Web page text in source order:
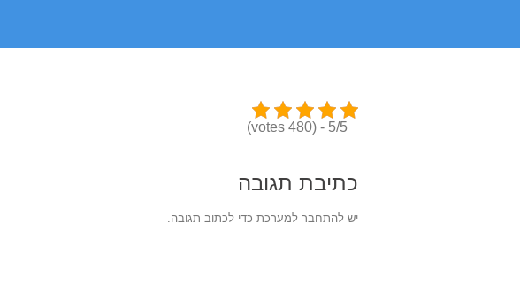
5/5 - (480 votes)
כתיבת תגובה
יש להתחבר למערכת כדי לכתוב תגובה.